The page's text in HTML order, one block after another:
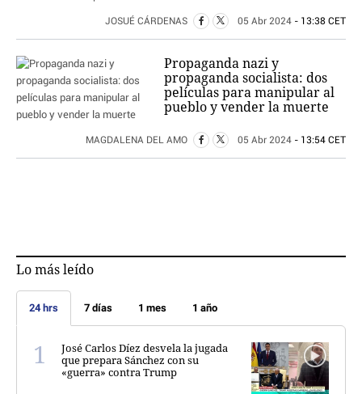
JOSUÉ CÁRDENAS 05 Abr 2024 - 13:38 CET
Propaganda nazi y
propaganda socialista: dos
películas para manipular al
pueblo y vender la muerte
MAGDALENA DEL AMO 05 Abr 2024 - 13:54 CET
Lo más leído
24 hrs 7 días 1 mes 1 año
José Carlos Díez desvela la jugada
que prepara Sánchez con su
«guerra» contra Trump